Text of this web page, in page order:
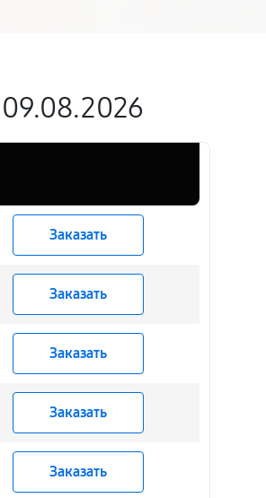
Заказать
Заказать
Заказать
Заказать
Заказать